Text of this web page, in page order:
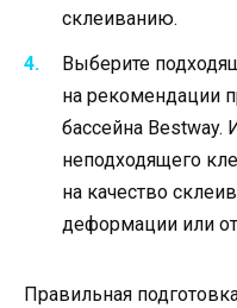
склеиванию.
Выберите
на рекомендации
бассейна Bestway.
неподходящего
на качество
деформации или
Правильная